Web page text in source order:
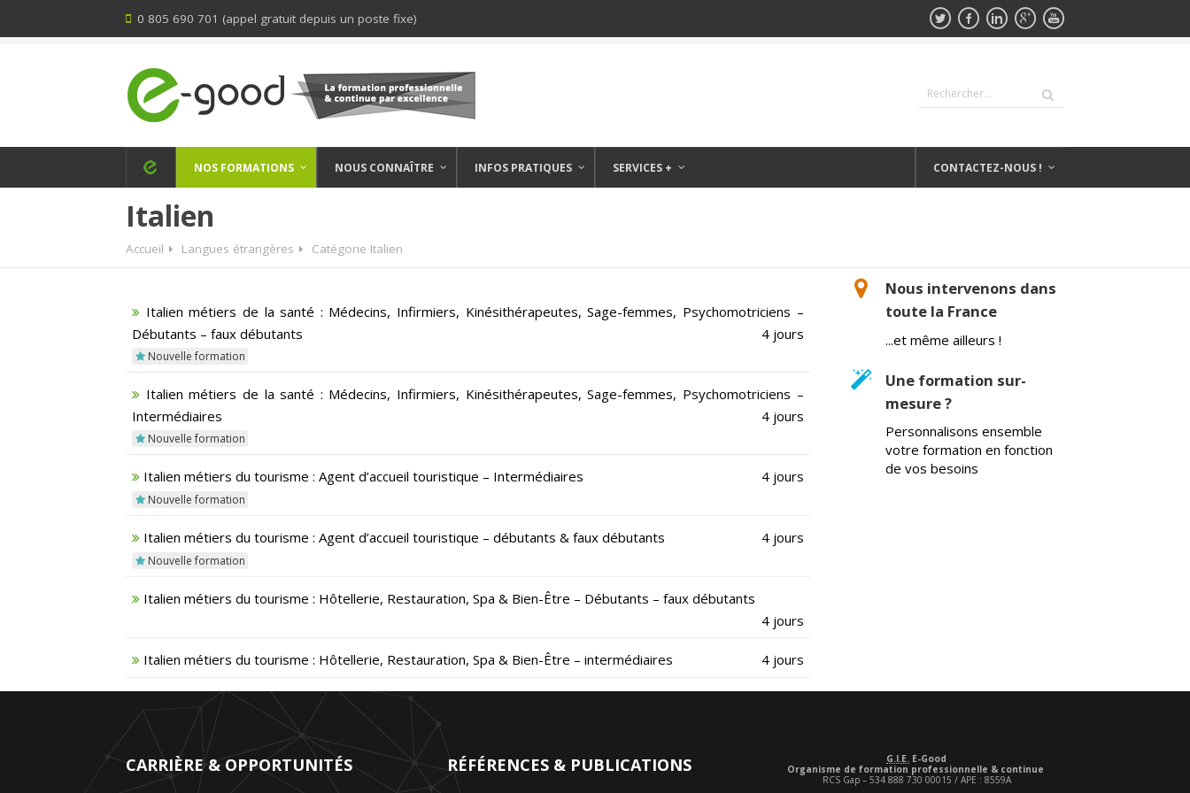
0 805 690 701 (appel gratuit depuis un poste fixe)
NOS FORMATIONS NOUS CONNAÎTRE INFOS PRATIQUES SERVICES + CONTACTEZ-NOUS !
Italien
Accueil Langues étrangères Catégorie Italien
Italien métiers de la santé : Médecins, Infirmiers, Kinésithérapeutes, Sage-femmes, Psychomotriciens –
Débutants – faux débutants
4 jours
Nouvelle formation
Italien métiers de la santé : Médecins, Infirmiers, Kinésithérapeutes, Sage-femmes, Psychomotriciens –
Intermédiaires
4 jours
Nouvelle formation
Italien métiers du tourisme : Agent d’accueil touristique – Intermédiaires 4 jours
Nouvelle formation
Italien métiers du tourisme : Agent d’accueil touristique – débutants & faux débutants 4 jours
Nouvelle formation
Italien métiers du tourisme : Hôtellerie, Restauration, Spa & Bien-Être – Débutants – faux débutants
4 jours
Italien métiers du tourisme : Hôtellerie, Restauration, Spa & Bien-Être – intermédiaires 4 jours
Nous intervenons dans
toute la France
...et même ailleurs !
Une formation sur-
mesure ?
Personnalisons ensemble
votre formation en fonction
de vos besoins
CARRIÈRE & OPPORTUNITÉS RÉFÉRENCES & PUBLICATIONS G.I.E. E-Good
Organisme de formation professionnelle & continue
RCS Gap – 534 888 730 00015 / APE : 8559A